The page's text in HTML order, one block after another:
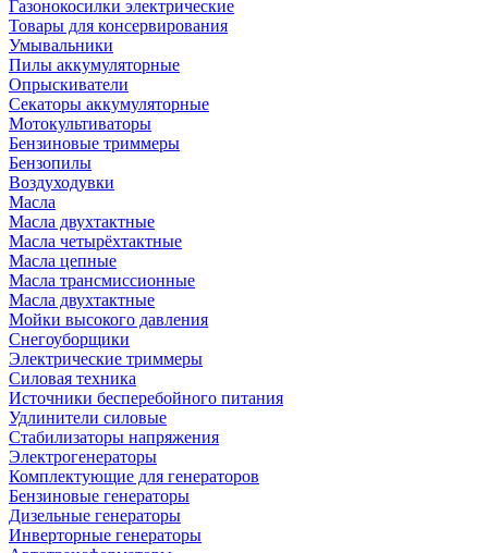
Газонокосилки электрические
Товары для консервирования
Умывальники
Пилы аккумуляторные
Опрыскиватели
Секаторы аккумуляторные
Мотокультиваторы
Бензиновые триммеры
Бензопилы
Воздуходувки
Масла
Масла двухтактные
Масла четырёхтактные
Масла цепные
Масла трансмиссионные
Масла двухтактные
Мойки высокого давления
Снегоуборщики
Электрические триммеры
Силовая техника
Источники бесперебойного питания
Удлинители силовые
Стабилизаторы напряжения
Электрогенераторы
Комплектующие для генераторов
Бензиновые генераторы
Дизельные генераторы
Инверторные генераторы